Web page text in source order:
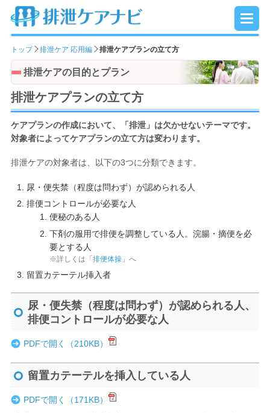
トップ 排泄ケア 応用編 排泄ケアプランの立て方
排泄ケアの目的とプラン
排泄ケアプランの立て方
ケアプランの作成において、「排泄」は欠かせないテーマです。
対象者によってケアプランの立て方は変わります。
排泄ケアの対象者は、以下の3つに分類できます。
1. 尿・便失禁（程度は問わず）が認められる人
2. 排便コントロールが必要な人
便秘のある人
下剤の服用で排便を調整している人。浣腸・摘便を必
要とする人
※詳しくは「排便体操 」へ
3. 留置カテーテル挿入者
尿・便失禁（程度は問わず）が認められる人、
排便コントロールが必要な人
PDFで開く（210KB）
留置カテーテルを挿入している人
PDFで開く（171KB）